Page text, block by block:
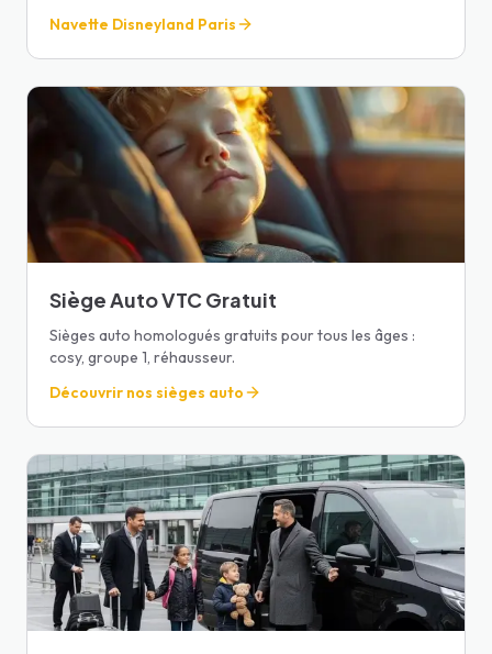
Navette Disneyland Paris
Siège Auto VTC Gratuit
Sièges auto homologués gratuits pour tous les âges :
cosy, groupe 1, réhausseur.
Découvrir nos sièges auto